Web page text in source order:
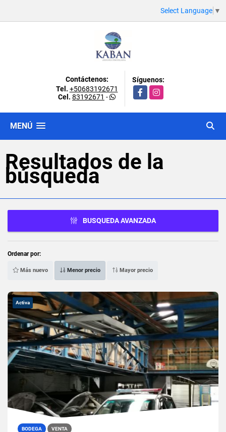
Select Language ▼
Contáctenos:
Tel. +50683192671
Cel. 83192671 -
Síguenos:
FacebookInstagram
MENÚ
Resultados de la
búsqueda
BUSQUEDA AVANZADA
Ordenar por:
Más nuevo Menor precio Mayor precio
Activa
BODEGA VENTA